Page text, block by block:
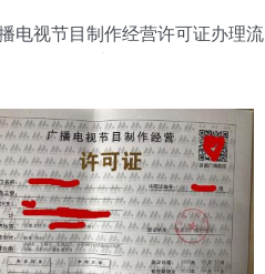
电视节目制作经营许可证办理流